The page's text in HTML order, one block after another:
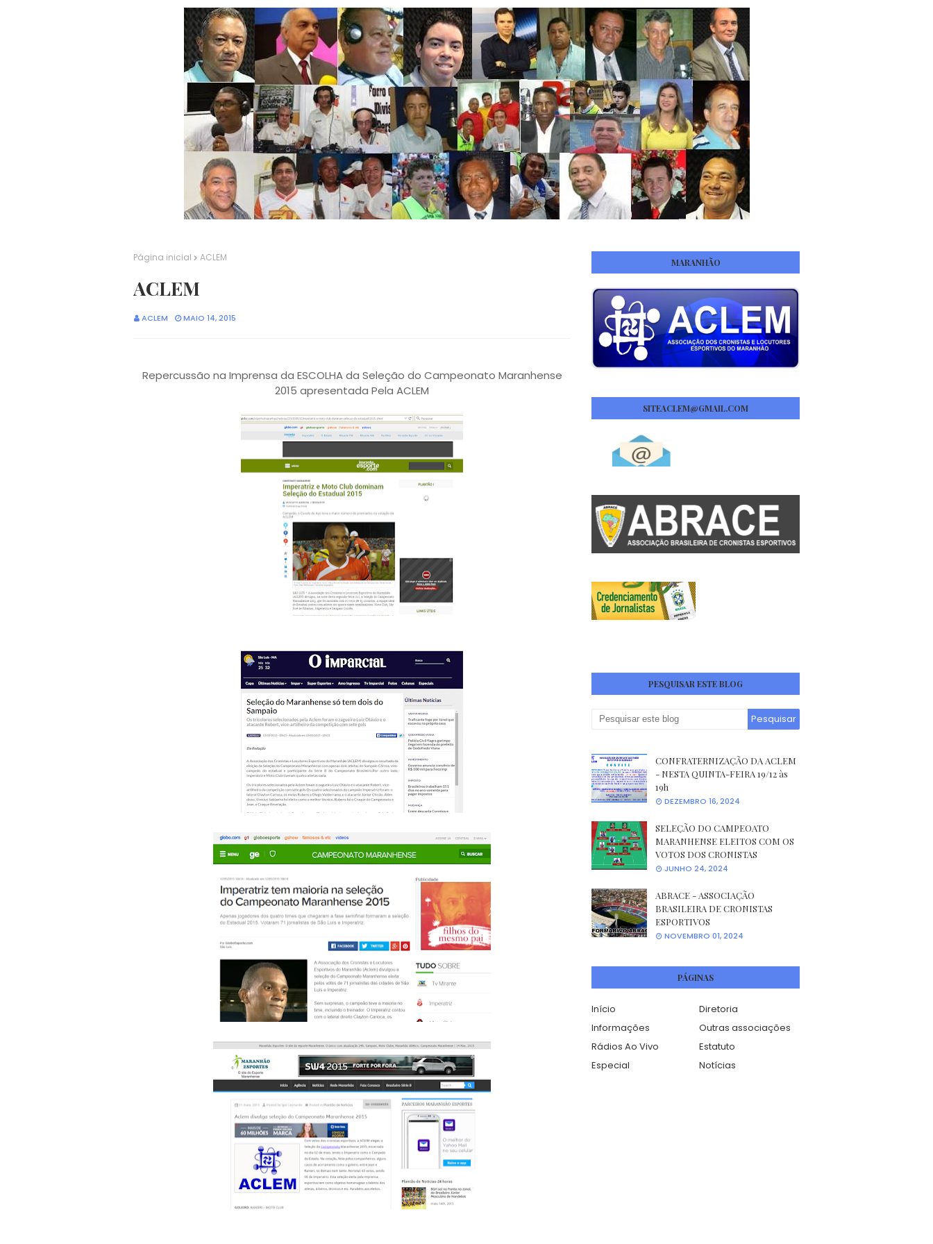
Página inicial ACLEM
ACLEM
ACLEM MAIO 14, 2015
Repercussão na Imprensa da ESCOLHA da Seleção do Campeonato Maranhense
2015 apresentada Pela ACLEM
MARANHÃO
SITEACLEM@GMAIL.COM
PESQUISAR ESTE BLOG
CONFRATERNIZAÇÃO DA ACLEM
- NESTA QUINTA-FEIRA 19/12 às
19h
DEZEMBRO 16, 2024
SELEÇÃO DO CAMPEOATO
MARANHENSE ELEITOS COM OS
VOTOS DOS CRONISTAS
JUNHO 24, 2024
ABRACE - ASSOCIAÇÃO
BRASILEIRA DE CRONISTAS
ESPORTIVOS
NOVEMBRO 01, 2024
PÁGINAS
Início
Diretoria
Informações
Outras associações
Rádios Ao Vivo
Estatuto
Especial
Notícias